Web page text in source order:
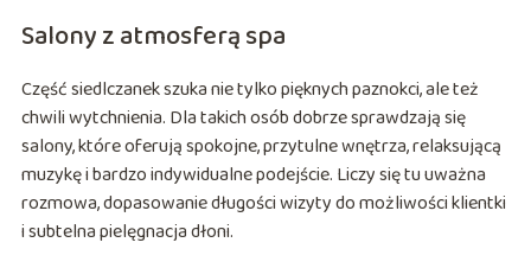
Salony z atmosferą spa
Część siedlczanek szuka nie tylko pięknych paznokci, ale też
chwili wytchnienia. Dla takich osób dobrze sprawdzają się
salony, które oferują spokojne, przytulne wnętrza, relaksującą
muzykę i bardzo indywidualne podejście. Liczy się tu uważna
rozmowa, dopasowanie długości wizyty do możliwości klientki
i subtelna pielęgnacja dłoni.